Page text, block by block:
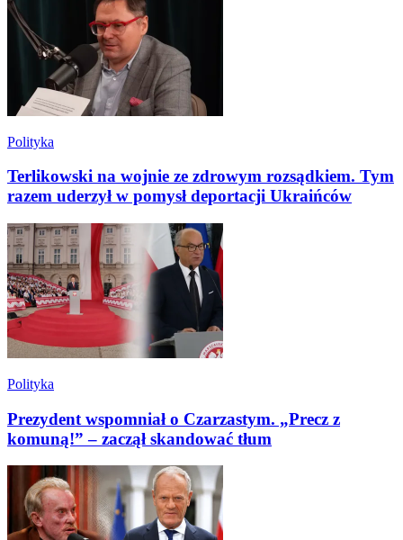
Polityka
Terlikowski na wojnie ze zdrowym rozsądkiem. Tym
razem uderzył w pomysł deportacji Ukraińców
Polityka
Prezydent wspomniał o Czarzastym. „Precz z
komuną!” – zaczął skandować tłum